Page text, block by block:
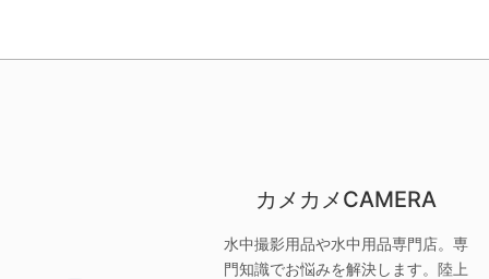
カメカメCAMERA
水中撮影用品や水中用品専門店。専
門知識でお悩みを解決します。陸上